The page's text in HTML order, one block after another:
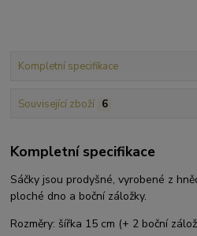
Kompletní specifikace
Související zboží 6
Kompletní specifikace
Sáčky jsou prodyšné, vyrobené z
ploché dno a boční záložky.
Rozměry: šířka 15 cm (+ 2 boční